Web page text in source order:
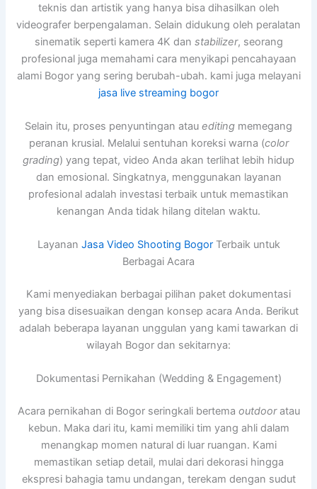
teknis dan artistik yang hanya bisa dihasilkan oleh
videografer berpengalaman. Selain didukung oleh peralatan
sinematik seperti kamera 4K dan stabilizer, seorang
profesional juga memahami cara menyikapi pencahayaan
alami Bogor yang sering berubah-ubah. kami juga melayani
jasa live streaming bogor
Selain itu, proses penyuntingan atau editing memegang
peranan krusial. Melalui sentuhan koreksi warna (color
grading) yang tepat, video Anda akan terlihat lebih hidup
dan emosional. Singkatnya, menggunakan layanan
profesional adalah investasi terbaik untuk memastikan
kenangan Anda tidak hilang ditelan waktu.
Layanan Jasa Video Shooting BogorTerbaik untuk
Berbagai Acara
Kami menyediakan berbagai pilihan paket dokumentasi
yang bisa disesuaikan dengan konsep acara Anda. Berikut
adalah beberapa layanan unggulan yang kami tawarkan di
wilayah Bogor dan sekitarnya:
Dokumentasi Pernikahan (Wedding & Engagement)
Acara pernikahan di Bogor seringkali bertema outdooratau
kebun. Maka dari itu, kami memiliki tim yang ahli dalam
menangkap momen natural di luar ruangan. Kami
memastikan setiap detail, mulai dari dekorasi hingga
ekspresi bahagia tamu undangan, terekam dengan sudut